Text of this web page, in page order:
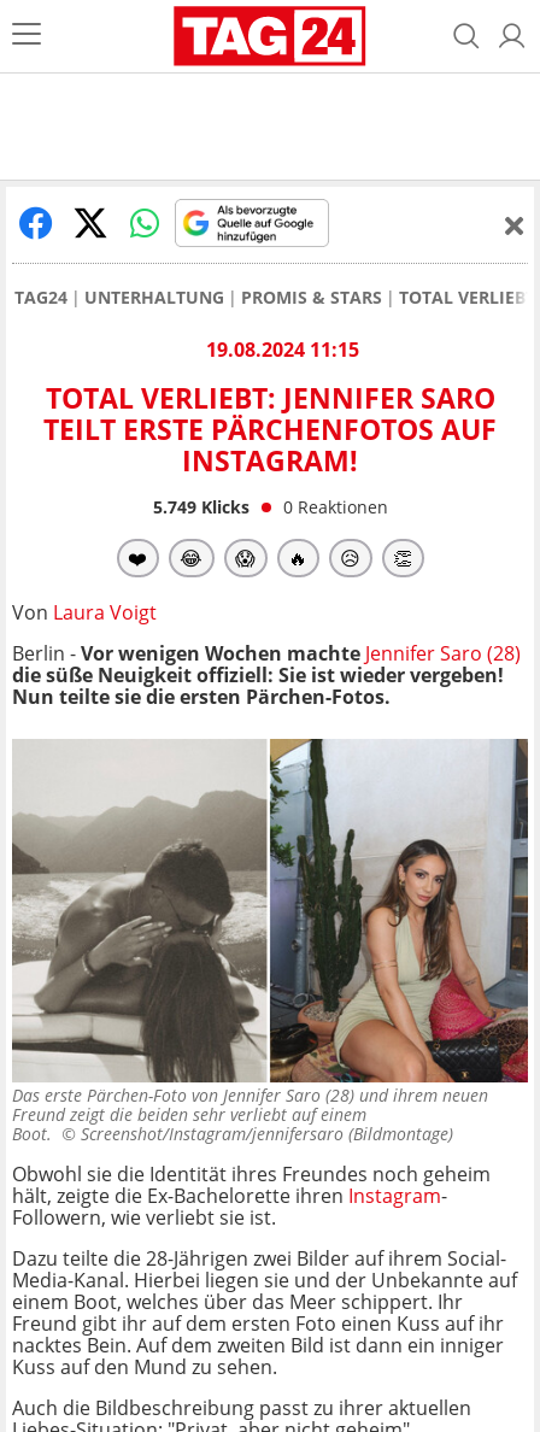
TAG24 UNTERHALTUNG PROMIS & STARS TOTAL
19.08.2024 11:15
TOTAL VERLIEBT: JENNIFER SARO
TEILT ERSTE PÄRCHENFOTOS AUF
INSTAGRAM!
5.749Klicks 0 Reaktionen
❤️ 😂 😱 🔥 😥 👏
Von Laura Voigt
Berlin -Vor wenigen Wochen machte Jennifer Saro (28)
die süße Neuigkeit offiziell: Sie ist wieder vergeben!
Nun teilte sie die ersten Pärchen-Fotos.
Das erste Pärchen-Foto von Jennifer Saro (28) und ihrem neuen
Freund zeigt die beiden sehr verliebt auf einem
Boot. © Screenshot/Instagram/jennifersaro (Bildmontage)
Obwohl sie die Identität ihres Freundes noch geheim
hält, zeigte die Ex-Bachelorette ihren Instagram-
Followern, wie verliebt sie ist.
Dazu teilte die 28-Jährigen zwei Bilder auf ihrem Social-
Media-Kanal. Hierbei liegen sie und der Unbekannte auf
einem Boot, welches über das Meer schippert. Ihr
Freund gibt ihr auf dem ersten Foto einen Kuss auf ihr
nacktes Bein. Auf dem zweiten Bild ist dann ein inniger
Kuss auf den Mund zu sehen.
Auch die Bildbeschreibung passt zu ihrer aktuellen